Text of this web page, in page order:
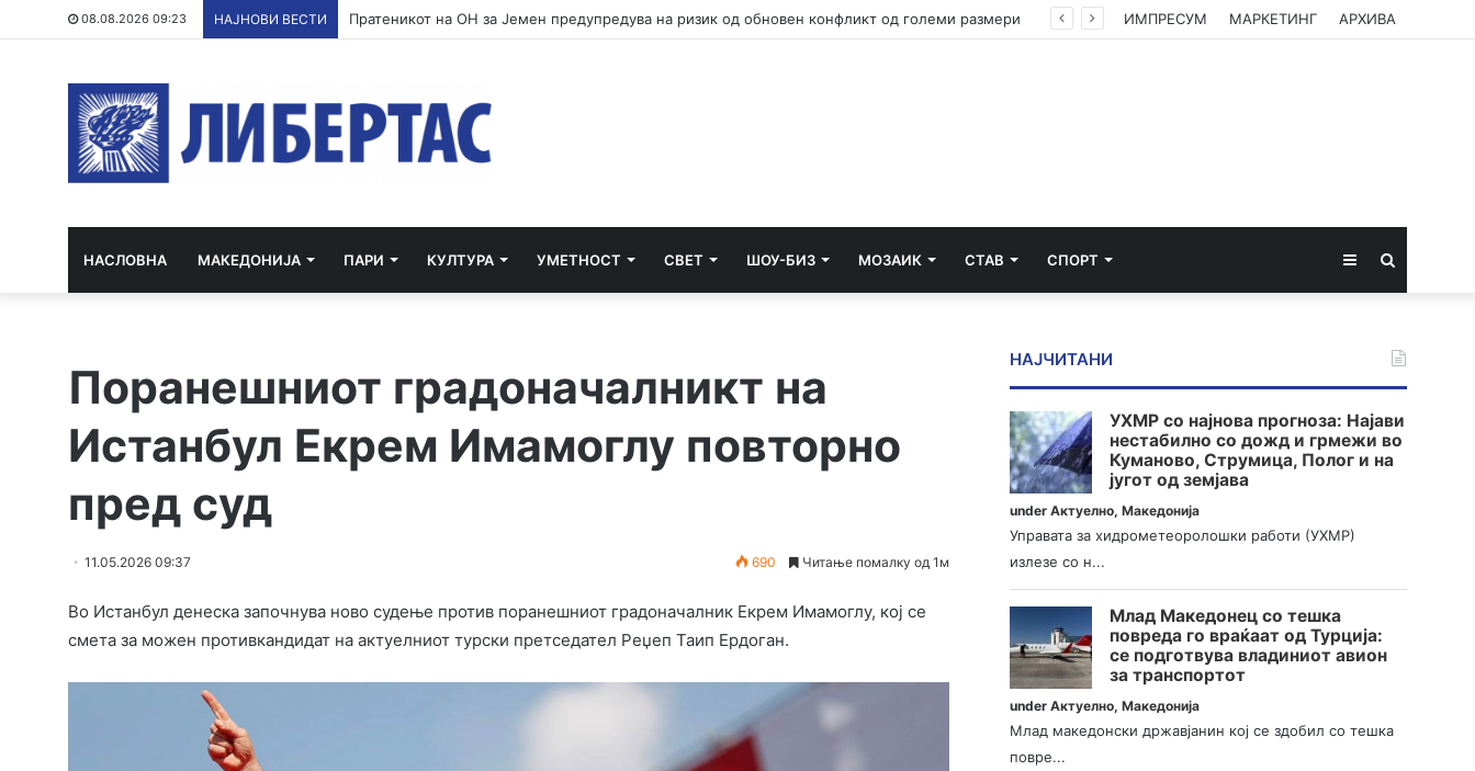
08.08.2026 09:23 НАЈНОВИ ВЕСТИ Пратеникот на ОН за Јемен предупредува на ризик од обновен конфликт од големи размери ИМПРЕСУМ МАРКЕТИНГ АРХИВА
НАСЛОВНА МАКЕДОНИЈА ПАРИ КУЛТУРА УМЕТНОСТ СВЕТ ШОУ-БИЗ МОЗАИК СТАВ СПОРТ Sidebar
Поранешниот градоначалникт на
Истанбул Екрем Имамоглу повторно
пред суд
11.05.2026 09:37 690 Читање помалку од 1м
Во Истанбул денеска започнува ново судење против поранешниот градоначалник Екрем Имамоглу, кој се
смета за можен противкандидат на актуелниот турски претседател Реџеп Таип Ердоган.
НАЈЧИТАНИ
УХМР со најнова прогноза: Најави
нестабилно со дожд и грмежи во
Куманово, Струмица, Полог и на
југот од земјава
underАктуелно,Македонија
Управата за хидрометеоролошки работи (УХМР)
излезе со н...
Млад Македонец со тешка
повреда го враќаат од Турција:
се подготвува владиниот авион
за транспортот
underАктуелно,Македонија
Млад македонски државјанин кој се здобил со тешка
повре...